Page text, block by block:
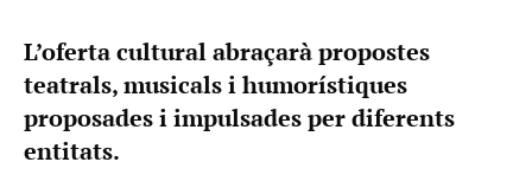
L’oferta cultural abraçarà propostes
teatrals, musicals i humorístiques
proposades i impulsades per diferents
entitats.